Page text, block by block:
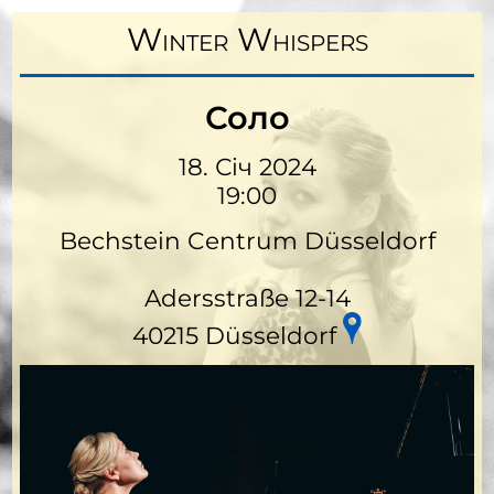
Winter Whispers
Соло
18. Сiч 2024
19:00
Bechstein Centrum Düsseldorf
Adersstraße 12-14
40215 Düsseldorf